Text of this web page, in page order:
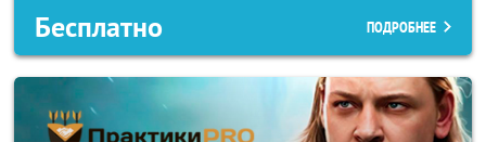
Бесплатно ПОДРОБНЕЕ